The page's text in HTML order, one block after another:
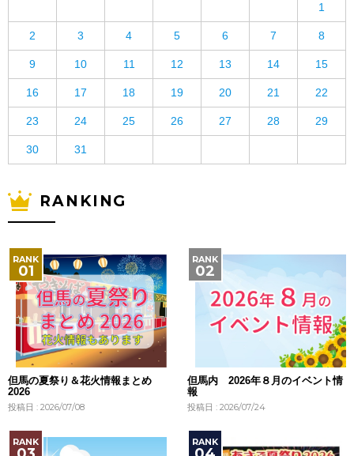
1
2 3 4 5 6 7 8
9 10 11 12 13 14 15
16 17 18 19 20 21 22
23 24 25 26 27 28 29
30 31
RANKING
但馬の夏祭り＆花火情報まとめ
2026
投稿日 : 2026/07/08
但馬内 2026年８月のイベント情
報
投稿日 : 2026/07/24